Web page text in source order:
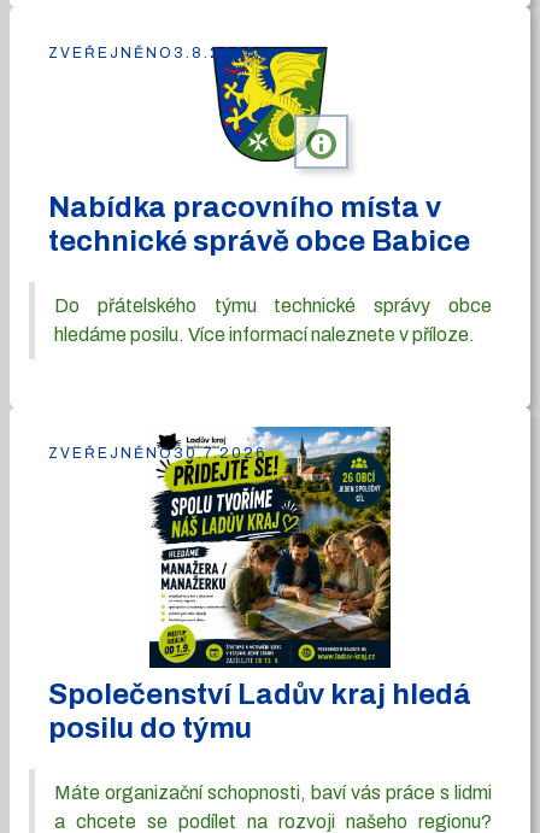
info
Nabídka pracovního místa v
technické správě obce Babice
Do přátelského týmu technické správy obce
hledáme posilu. Více informací naleznete v příloze.
ZVEŘEJNĚNO 3.8.2026
Společenství Ladův kraj hledá
posilu do týmu
Máte organizační schopnosti, baví vás práce s lidmi
a chcete se podílet na rozvoji našeho regionu?
ZVEŘEJNĚNO30.7.2026